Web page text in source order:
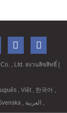
, Ltd. สงวนลิขสิทธิ์
, Việt , 한국어 ,
, ,